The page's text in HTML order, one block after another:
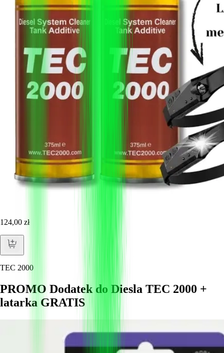
124,00 zł
TEC 2000
PROMO Dodatek do Diesla TEC 2000 +
latarka GRATIS